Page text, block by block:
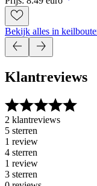
Bekijk alles in
Klantreviews
2 klantreviews
5 sterren
1 review
4 sterren
1 review
3 sterren